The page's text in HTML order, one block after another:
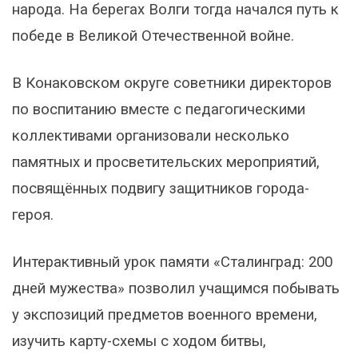
народа. На берегах Волги тогда начался путь к
победе в Великой Отечественной войне.
В Конаковском округе советники директоров
по воспитанию вместе с педагогическими
коллективами организовали несколько
памятных и просветительских мероприятий,
посвящённых подвигу защитников города-
героя.
Интерактивный урок памяти «Сталинград: 200
дней мужества» позволил учащимся побывать
у экспозиций предметов военного времени,
изучить карту-схемы с ходом битвы,